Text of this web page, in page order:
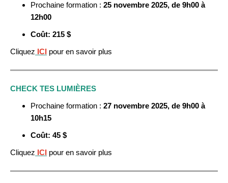
Prochaine formation : 25 novembre 2025, de 9h00 à
12h00
Coût: 215 $
Cliquez ICI pour en savoir plus
CHECK TES LUMIÈRES
Prochaine formation : 27 novembre 2025, de 9h00 à
10h15
Coût: 45 $
Cliquez ICI pour en savoir plus